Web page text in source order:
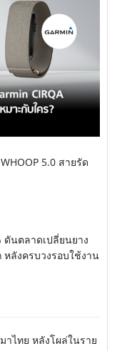
5.0 สายรัด
ดันตลาดเปลี่ยนยาง
หลังครบวงรอบใช้งาน
าไทย หลังโผล่ในราย